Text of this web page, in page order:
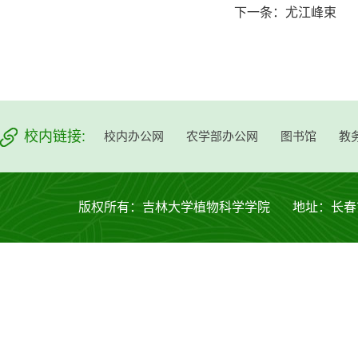
下一条： 尤江峰束
校内链接: 校内办公网 农学部办公网 图书馆 教
版权所有：吉林大学植物科学学院 地址：长